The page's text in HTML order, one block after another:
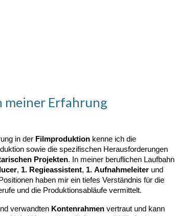
meiner Erfahrung
in der Filmproduktion kenneich die
sowie die spezifischen Herausforderungen
Projekten. In meiner beruflichen Laufbahn
, 1.. Regieassistent, 1.. Aufnahmeleiterund
haben mir ein tiefes Verständnis für die
und die Produktionsabläufevermittelt.
verwandten Kontenrahmenvertraut und kann